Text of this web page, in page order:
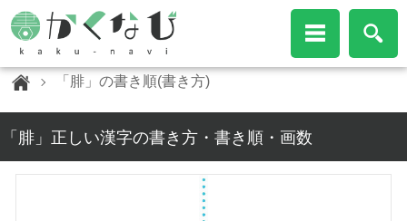
「腓」の書き順(書き方)
「腓」正しい漢字の書き方・書き順・画数